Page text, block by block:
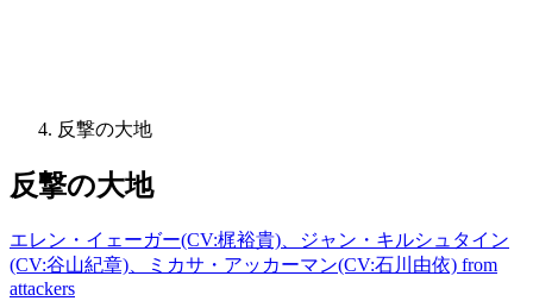
反撃の大地
反撃の大地
エレン・イェーガー(CV:梶裕貴)、ジャン・キルシュタイン
(CV:谷山紀章)、ミカサ・アッカーマン(CV:石川由依) from
attackers